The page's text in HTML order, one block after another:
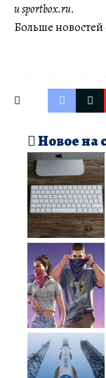
и sportbox.ru.
Больше новостей
Новое на